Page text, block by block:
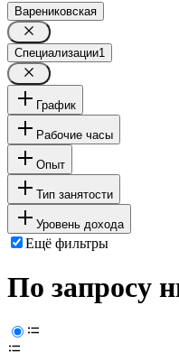
Варениковская
Специализации1
График
Рабочие часы
Опыт
Тип занятости
Уровень дохода
Ещё фильтры
По запросу